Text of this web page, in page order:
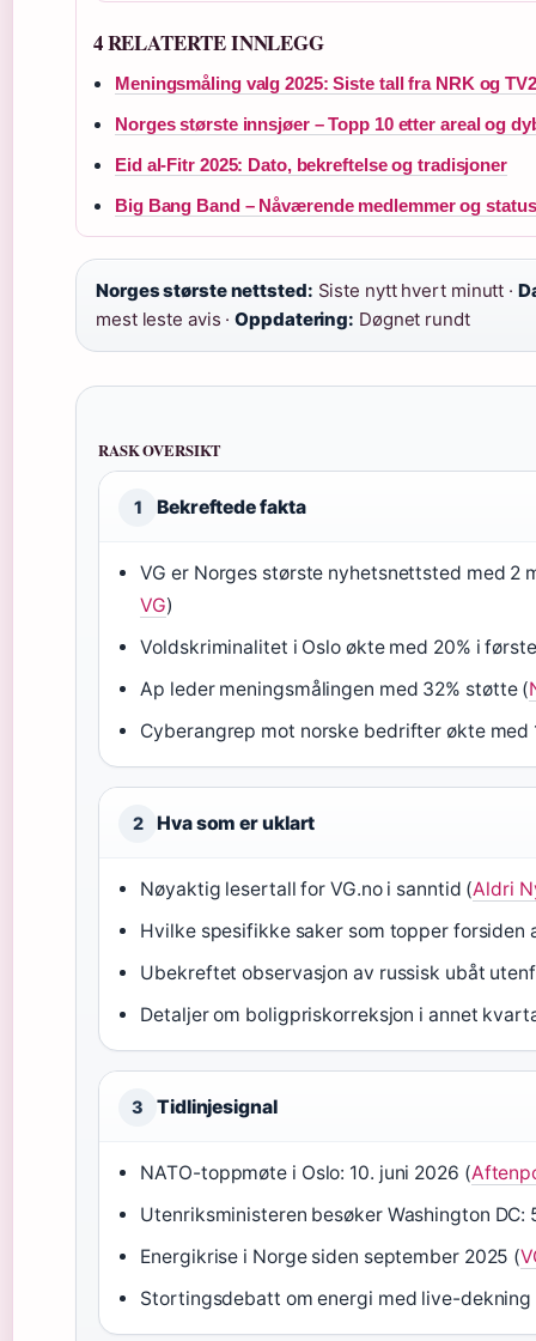
4 RELATERTE INNLEGG
Meningsmåling valg 2025: Siste tall fra NRK og TV2
Norges største innsjøer – Topp 10 etter areal og
Eid al-Fitr 2025: Dato, bekreftelse og tradisjoner
Big Bang Band – Nåværende medlemmer og
Norges største nettsted: Siste nytt hvert minutt ·
mest leste avis ·Oppdatering: Døgnet rundt
RASK OVERSIKT
1 Bekreftede fakta
VG er Norges største nyhetsnettsted med 2
VG)
Voldskriminalitet i Oslo økte med 20% i
Ap leder meningsmålingen med 32% støtte (
Cyberangrep mot norske bedrifter økte med
2 Hva som er uklart
Nøyaktig lesertall for VG.no i sanntid (Aldri
Hvilke spesifikke saker som topper forsiden
Ubekreftet observasjon av russisk ubåt
Detaljer om boligpriskorreksjon i annet
3 Tidlinjesignal
NATO-toppmøte i Oslo: 10. juni 2026 (
Utenriksministeren besøker Washington DC:
Energikrise i Norge siden september 2025 (
Stortingsdebatt om energi med live-dekning